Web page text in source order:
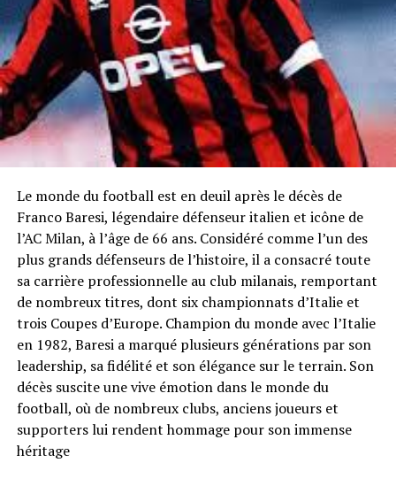
Le monde du football est en deuil après le décès de
Franco Baresi, légendaire défenseur italien et icône de
l’AC Milan, à l’âge de 66 ans. Considéré comme l’un des
plus grands défenseurs de l’histoire, il a consacré toute
sa carrière professionnelle au club milanais, remportant
de nombreux titres, dont six championnats d’Italie et
trois Coupes d’Europe. Champion du monde avec l’Italie
en 1982, Baresi a marqué plusieurs générations par son
leadership, sa fidélité et son élégance sur le terrain. Son
décès suscite une vive émotion dans le monde du
football, où de nombreux clubs, anciens joueurs et
supporters lui rendent hommage pour son immense
héritage